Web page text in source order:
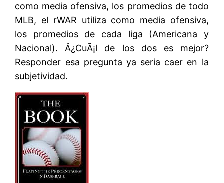
como media ofensiva, los promedios de todo
MLB, el rWAR utiliza como media ofensiva,
los promedios de cada liga (Americana y
Nacional). Â¿CuÃ¡l de los dos es mejor?
Responder esa pregunta ya seria caer en la
subjetividad.